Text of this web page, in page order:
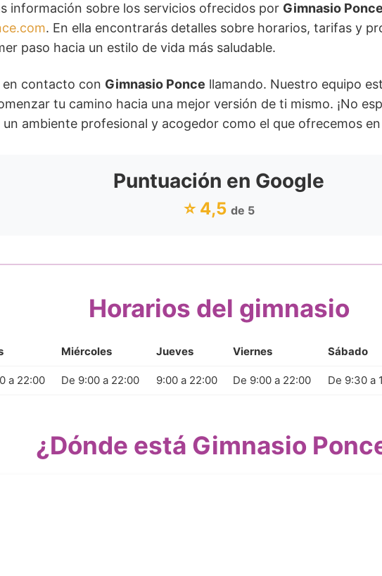
información sobre los servicios ofrecidos por Gimnasio Ponce
. En ella encontrarás detalles sobre horarios, tarifas y
paso hacia un estilo de vida más saludable.
contacto con Gimnasio Ponce llamando. Nuestro equipo
tu camino hacia una mejor versión de ti mismo. ¡No
ambiente profesional y acogedor como el que ofrecemos en
Puntuación en Google
⭐ 4,5 de 5
Horarios del gimnasio
Miércoles Jueves Viernes Sábado
a 22:00 De 9:00 a 22:00 9:00 a 22:00 De 9:00 a 22:00 De 9:30 a
¿Dónde está Gimnasio